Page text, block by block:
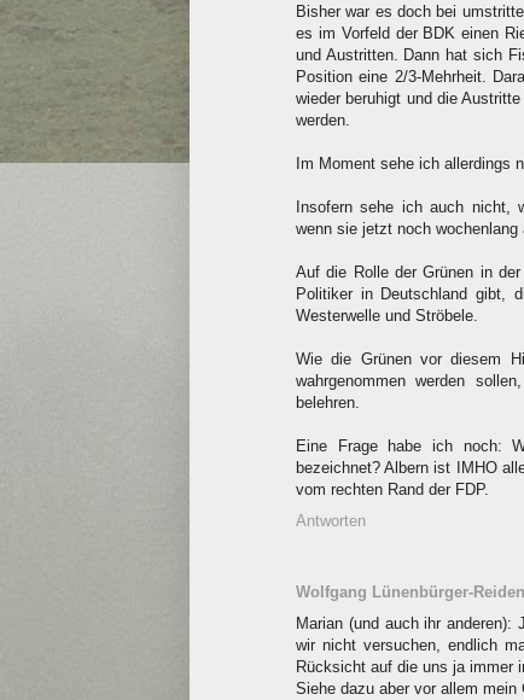
Bisher war es doch bei
es im Vorfeld der BDK einen
und Austritten. Dann hat sich
Position eine 2/3-Mehrheit.
wieder beruhigt und die
werden.
Im Moment sehe ich allerdings
Insofern sehe ich auch nicht,
wenn sie jetzt noch wochenlang
Auf die Rolle der Grünen in
Politiker in Deutschland gibt,
Westerwelle und Ströbele.
Wie die Grünen vor diesem
wahrgenommen werden
belehren.
Eine Frage habe ich noch:
bezeichnet? Albern ist IMHO
vom rechten Rand der FDP.
Antworten
Wolfgang Lünenbürger-
Marian (und auch ihr
wir nicht versuchen, endlich
Rücksicht auf die uns ja immer
Siehe dazu aber vor allem mein